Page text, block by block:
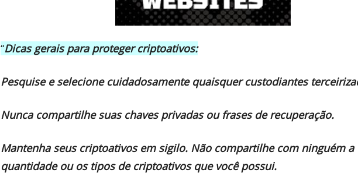
“Dicas gerais para proteger criptoativos:
Pesquise e selecione cuidadosamente quaisquer custodiantes
Nunca compartilhe suas chaves privadas ou frases de recuperação.
Mantenha seus criptoativos em sigilo. Não compartilhe com ninguém a
quantidade ou os tipos de criptoativos que você possui.